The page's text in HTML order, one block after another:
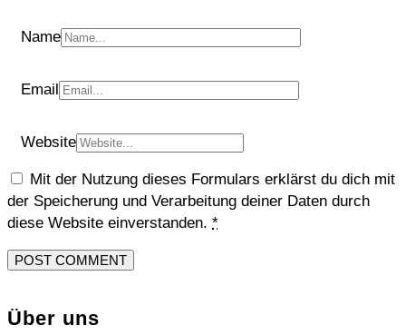
Name
Email
Website
Mit der Nutzung dieses Formulars erklärst du dich mit
der Speicherung und Verarbeitung deiner Daten durch
diese Website einverstanden. *
Über uns